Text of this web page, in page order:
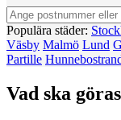
Populära städer:
Väsby Malmö Lund
Partille
Vad ska